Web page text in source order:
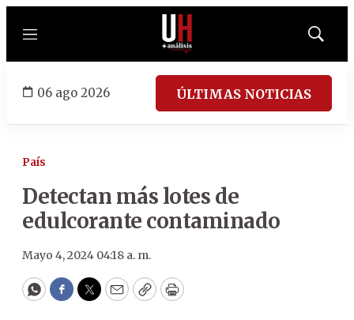
Menú
Mostrar
06 ago 2026 ÚLTIMAS NOTICIAS
País
Detectan más lotes de
edulcorante contaminado
Mayo 4, 2024 04:18 a. m.
WhatsApp
Facebook
Twitter
EmailCopyPrint